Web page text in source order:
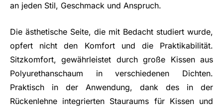
an jeden Stil, Geschmack und Anspruch.
Die ästhetische Seite, die mit Bedacht studiert wurde,
opfert nicht den Komfort und die Praktikabilität.
Sitzkomfort, gewährleistet durch große Kissen aus
Polyurethanschaum in verschiedenen Dichten.
Praktisch in der Anwendung, dank des in der
Rückenlehne integrierten Stauraums für Kissen und